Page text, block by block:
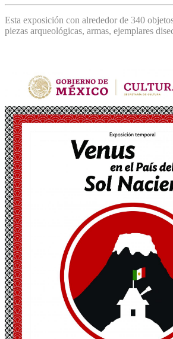
Esta exposición con alrededor de 340
piezas arqueológicas, armas, ejemplares